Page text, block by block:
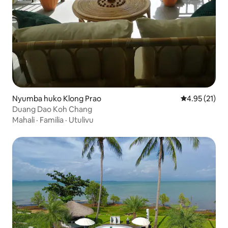
Nyumba huko Klong Prao Ukadiriaji wa
4.95 (21)
Duang Dao Koh Chang
Mahali · Familia · Utulivu